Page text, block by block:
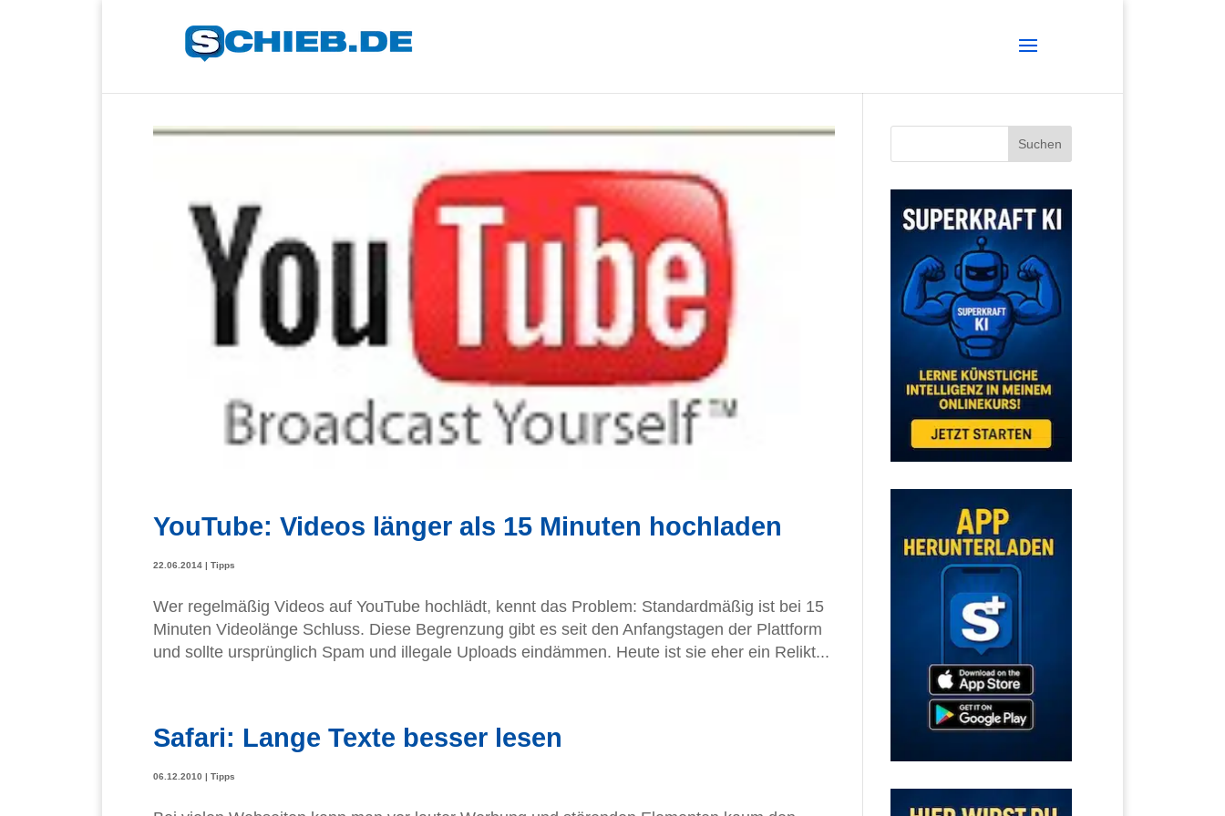
YouTube: Videos länger als 15 Minuten hochladen
22.06.2014 | Tipps
Wer regelmäßig Videos auf YouTube hochlädt, kennt das Problem: Standardmäßig ist bei 15
Minuten Videolänge Schluss. Diese Begrenzung gibt es seit den Anfangstagen der Plattform
und sollte ursprünglich Spam und illegale Uploads eindämmen. Heute ist sie eher ein Relikt...
Safari: Lange Texte besser lesen
06.12.2010 | Tipps